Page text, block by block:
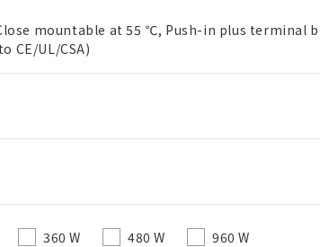
mountable at 55 ℃, Push-in plus terminal
CE/UL/CSA)
360 W 480 W 960 W
新建檔案夾
名稱
直接建立新BOM表